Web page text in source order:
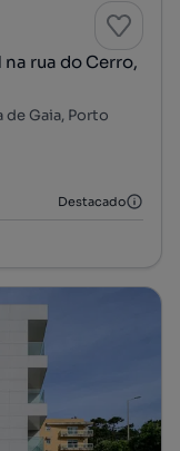
rua do Cerro,
de Gaia, Porto
Destacado